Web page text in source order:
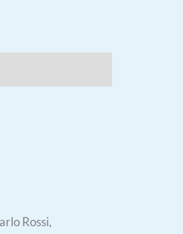
Rossi,